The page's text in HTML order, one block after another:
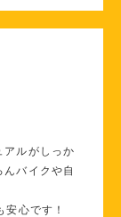
アルがしっか
バイクや自
心です！